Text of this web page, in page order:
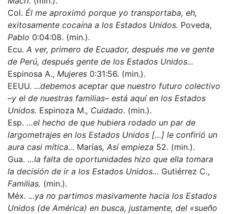
Col. Él me aproximó porque yo transportaba, eh,
exitosamente cocaína a los Estados Unidos. Poveda,
Pablo 0:04:08. (min.).
Ecu. A ver, primero de Ecuador, después me ve gente
de Perú, después gente de los Estados Unidos...
Espinosa A., Mujeres 0:31:56. (min.).
EEUU. ...debemos aceptar que nuestro futuro colectivo
–y el de nuestras familias– está aquí en los Estados
Unidos. Espinoza M., Cuidado. (min.).
Esp. …el hecho de que hubiera rodado un par de
largometrajes en los Estados Unidos […] le confirió un
aura casi mítica... Marías, Así empieza 52. (min.).
Gua. …la falta de oportunidades hizo que ella tomara
la decisión de ir a los Estados Unidos... Gutiérrez C.,
Familias. (min.).
Méx. ...ya no partimos masivamente hacia los Estados
Unidos (de América) en busca, justamente, del «sueño